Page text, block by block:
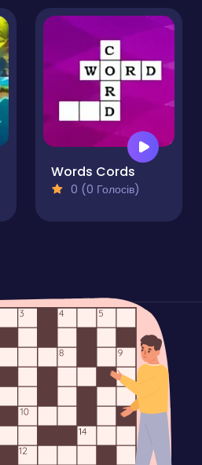
Words Cords
0 (0 Голосів)